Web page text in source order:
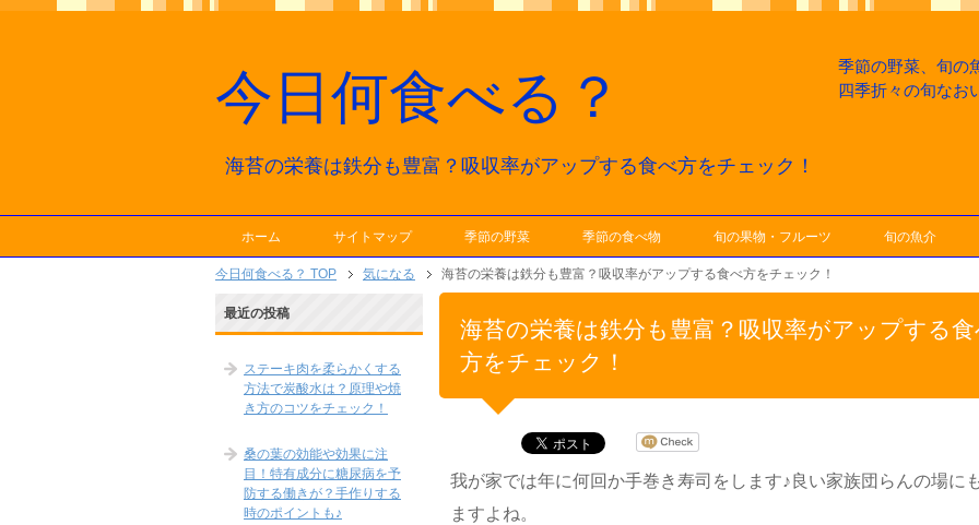
今日何食べる？
海苔の栄養は鉄分も豊富？吸収率がアップする食べ方をチェック！
季節の野菜、旬の
四季折々の旬なお
ホーム サイトマップ 季節の野菜 季節の食べ物 旬の果物・フルーツ 旬の魚介
今日何食べる？ TOP 気になる 海苔の栄養は鉄分も豊富？吸収率がアップする食べ方をチェック！
海苔の栄養は鉄分も豊富？吸収率がアップする
方をチェック！
我が家では年に何回か手巻き寿司をします♪良い家族団らんの場に
ますよね。
最近の投稿
ステーキ肉を柔らかくする
方法で炭酸水は？原理や焼
き方のコツをチェック！
桑の葉の効能や効果に注
目！特有成分に糖尿病を予
防する働きが？手作りする
時のポイントも♪